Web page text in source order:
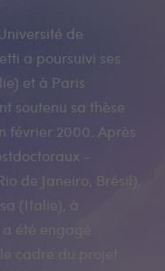
de
a poursuivi ses
et à Paris
soutenu sa thèse
février 2000. Après
-
de Janeiro, Brésil),
(Italie), à
été engagé
cadre du projet